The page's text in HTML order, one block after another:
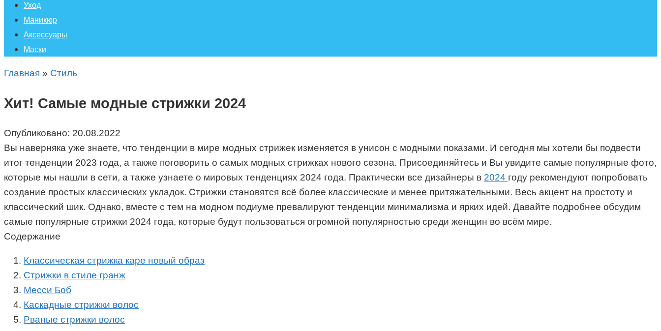
Уход
Маникюр
Аксессуары
Маски
Главная » Стиль
Хит! Самые модные стрижки 2024
Опубликовано: 20.08.2022
Вы наверняка уже знаете, что тенденции в мире модных стрижек изменяется в унисон с модными показами. И сегодня мы хотели бы подвести
итог тенденции 2023 года, а также поговорить о самых модных стрижках нового сезона. Присоединяйтесь и Вы увидите самые популярные фото,
которые мы нашли в сети, а также узнаете о мировых тенденциях 2024 года. Практически все дизайнеры в 2024 году рекомендуют попробовать
создание простых классических укладок. Стрижки становятся всё более классические и менее притяжательными. Весь акцент на простоту и
классический шик. Однако, вместе с тем на модном подиуме превалируют тенденции минимализма и ярких идей. Давайте подробнее обсудим
самые популярные стрижки 2024 года, которые будут пользоваться огромной популярностью среди женщин во всём мире.
Содержание
Классическая стрижка каре новый образ
Стрижки в стиле гранж
Месси Боб
Каскадные стрижки волос
Рваные стрижки волос